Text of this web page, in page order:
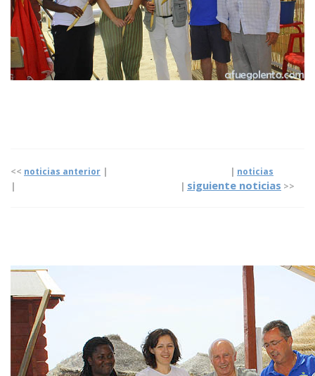
<< noticias anterior | | noticias
|
| siguiente noticias >>